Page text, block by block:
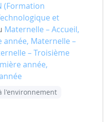
(Formation
et
Maternelle – Accueil,
année, Maternelle –
– Troisième
année,
l'environnement